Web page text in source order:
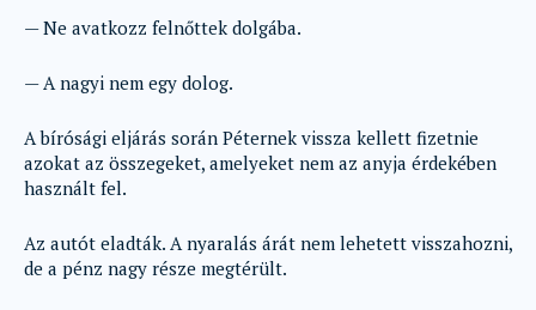
— Ne avatkozz felnőttek dolgába.
— A nagyi nem egy dolog.
A bírósági eljárás során Péternek vissza kellett fizetnie
azokat az összegeket, amelyeket nem az anyja érdekében
használt fel.
Az autót eladták. A nyaralás árát nem lehetett visszahozni,
de a pénz nagy része megtérült.